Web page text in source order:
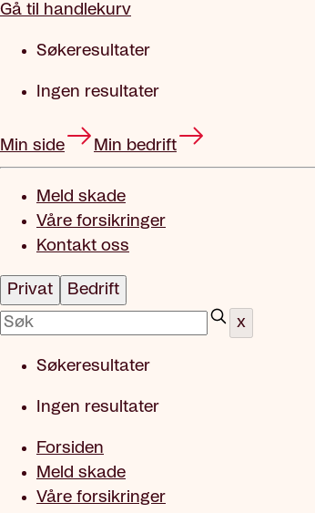
Gå til handlekurv
Søkeresultater
Ingen resultater
Min side Min bedrift
Meld skade
Våre forsikringer
Kontakt oss
Privat
Bedrift
x
Søkeresultater
Ingen resultater
Forsiden
Meld skade
Våre forsikringer